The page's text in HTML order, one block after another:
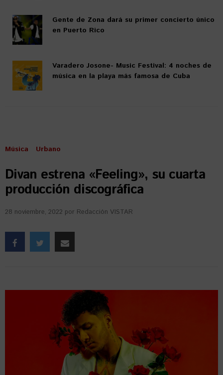
Gente de Zona dará su primer concierto único
en Puerto Rico
Varadero Josone- Music Festival: 4 noches de
música en la playa más famosa de Cuba
Música Urbano
Divan estrena «Feeling», su cuarta
producción discográfica
28 noviembre, 2022 por Redacción VISTAR